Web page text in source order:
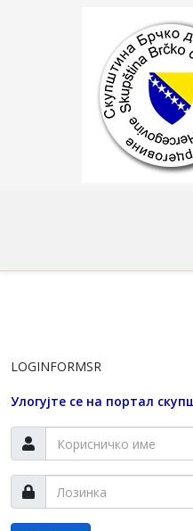
LOGINFORMSR
Улогујте се на портал